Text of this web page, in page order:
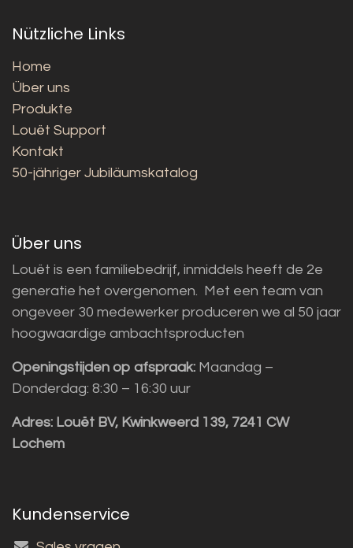
Nützliche Links
Home
Über uns
Produkte
Louët Support
Kontakt
50-jähriger Jubiläumskatalog
Über uns
Louët is een familiebedrijf, inmiddels heeft de 2e
generatie het overgenomen. Met een team van
ongeveer 30 medewerker produceren we al 50 jaar
hoogwaardige ambachtsproducten
Openingstijden op afspraak: Maandag –
Donderdag: 8:30 – 16:30 uur
Adres: Louët BV, Kwinkweerd 139, 7241 CW
Lochem
Kundenservice